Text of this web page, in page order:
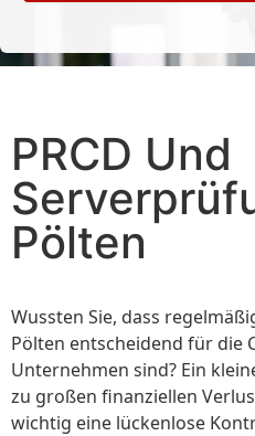
PRCD Und
Pölten
Wussten Sie, dass
Pölten entscheidend für die
Unternehmen sind? Ein
zu großen finanziellen
wichtig eine lückenlose